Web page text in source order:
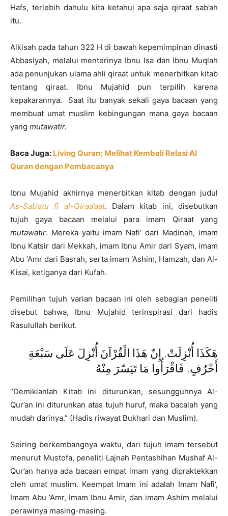
Hafs, terlebih dahulu kita ketahui apa saja qiraat sab’ah
itu.
Alkisah pada tahun 322 H di bawah kepemimpinan dinasti
Abbasiyah, melalui menterinya Ibnu Isa dan Ibnu Muqlah
ada penunjukan ulama ahli qiraat untuk menerbitkan kitab
tentang qiraat. Ibnu Mujahid pun terpilih karena
kepakarannya. Saat itu banyak sekali gaya bacaan yang
membuat umat muslim kebingungan mana gaya bacaan
yang mutawatir.
Baca Juga: Living Quran; Melihat Kembali Relasi Al
Quran dengan Pembacanya
Ibnu Mujahid akhirnya menerbitkan kitab dengan judul
As-Sab’atu fi al-Qiraa’aat. Dalam kitab ini, disebutkan
tujuh gaya bacaan melalui para imam Qiraat yang
mutawatir. Mereka yaitu imam Nafi’ dari Madinah, imam
Ibnu Katsir dari Mekkah, imam Ibnu Amir dari Syam, imam
Abu ‘Amr dari Basrah, serta imam ‘Ashim, Hamzah, dan Al-
Kisai, ketiganya dari Kufah.
Pemilihan tujuh varian bacaan ini oleh sebagian peneliti
disebut bahwa, Ibnu Mujahid terinspirasi dari hadis
Rasulullah berikut.
هَكَذَا أُنْزِلَتْ. إِنّ هَذَا الْقُرْآنَ أُنْزِلَ عَلَى سَبْعَةِ
أَحْرُفٍ. فَاقْرَأُوا مَا تَيَسّرَ مِنْهُ
“Demikianlah Kitab ini diturunkan, sesungguhnya Al-
Qur’an ini diturunkan atas tujuh huruf, maka bacalah yang
mudah darinya.” (Hadis riwayat Bukhari dan Muslim).
Seiring berkembangnya waktu, dari tujuh imam tersebut
menurut Mustofa, peneliti Lajnah Pentashihan Mushaf Al-
Qur’an hanya ada bacaan empat imam yang dipraktekkan
oleh umat muslim. Keempat Imam ini adalah Imam Nafi‘,
Imam Abu ‘Amr, Imam Ibnu Amir, dan imam Ashim melalui
perawinya masing-masing.